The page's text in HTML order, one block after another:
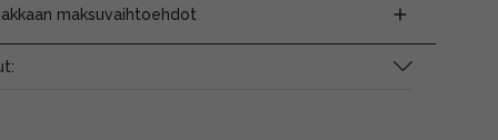
maksuvaihtoehdot